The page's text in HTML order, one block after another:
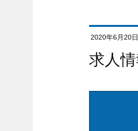
2020年6月20日
求